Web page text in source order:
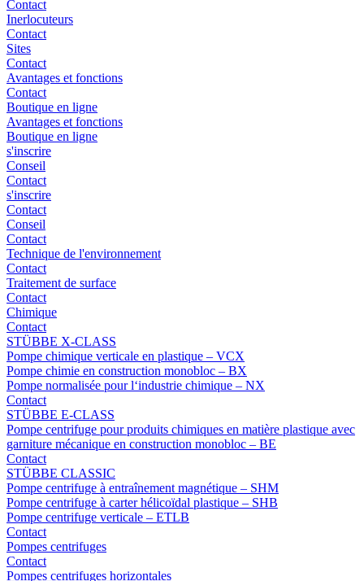
Contact
Inerlocuteurs
Contact
Sites
Contact
Avantages et fonctions
Contact
Boutique en ligne
Avantages et fonctions
Boutique en ligne
s'inscrire
Conseil
Contact
s'inscrire
Contact
Conseil
Contact
Technique de l'environnement
Contact
Traitement de surface
Contact
Chimique
Contact
STÜBBE X-CLASS
Pompe chimique verticale en plastique – VCX
Pompe chimie en construction monobloc – BX
Pompe normalisée pour l‘industrie chimique – NX
Contact
STÜBBE E-CLASS
Pompe centrifuge pour produits chimiques en matière plastique avec
garniture mécanique en construction monobloc – BE
Contact
STÜBBE CLASSIC
Pompe centrifuge à entraînement magnétique – SHM
Pompe centrifuge à carter hélicoïdal plastique – SHB
Pompe centrifuge verticale – ETLB
Contact
Pompes centrifuges
Contact
Pompes centrifuges horizontales